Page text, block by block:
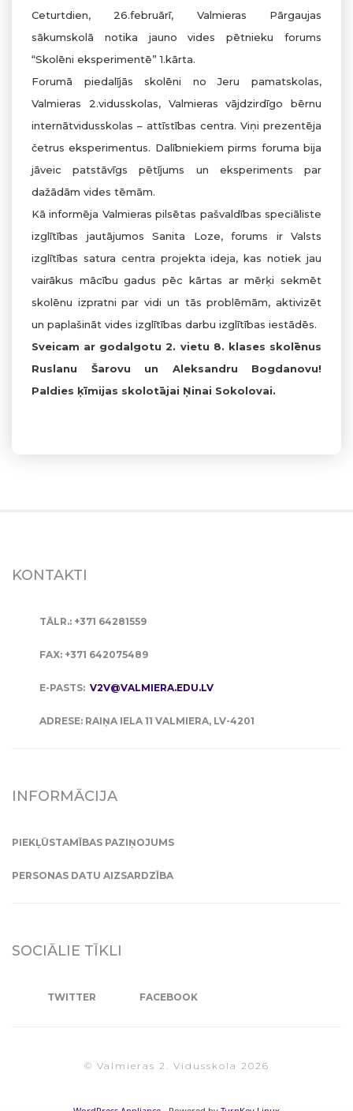
Ceturtdien, 26.februārī, Valmieras Pārgaujas
sākumskolā notika jauno vides pētnieku forums
“Skolēni eksperimentē” 1.kārta.
Forumā piedalījās skolēni no Jeru pamatskolas,
Valmieras 2.vidusskolas, Valmieras vājdzirdīgo bērnu
internātvidusskolas – attīstības centra. Viņi prezentēja
četrus eksperimentus. Dalībniekiem pirms foruma bija
jāveic patstāvīgs pētījums un eksperiments par
dažādām vides tēmām.
Kā informēja Valmieras pilsētas pašvaldības speciāliste
izglītības jautājumos Sanita Loze, forums ir Valsts
izglītības satura centra projekta ideja, kas notiek jau
vairākus mācību gadus pēc kārtas ar mērķi sekmēt
skolēnu izpratni par vidi un tās problēmām, aktivizēt
un paplašināt vides izglītības darbu izglītības iestādēs.
Sveicam ar godalgotu 2. vietu 8. klases skolēnus
Ruslanu Šarovu un Aleksandru Bogdanovu!
Paldies ķīmijas skolotājai Ņinai Sokolovai.
KONTAKTI
TĀLR.: +371 64281559
FAX: +371 642075489
E-PASTS: V2V@VALMIERA.EDU.LV
ADRESE: RAIŅA IELA 11 VALMIERA, LV-4201
INFORMĀCIJA
PIEKĻŪSTAMĪBAS PAZIŅOJUMS
PERSONAS DATU AIZSARDZĪBA
SOCIĀLIE TĪKLI
TWITTER FACEBOOK
© Valmieras 2. Vidusskola 2026